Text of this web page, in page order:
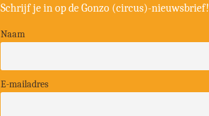
Schrijf je in op de Gonzo (circus)-nieuwsbrief!
Naam
E-mailadres